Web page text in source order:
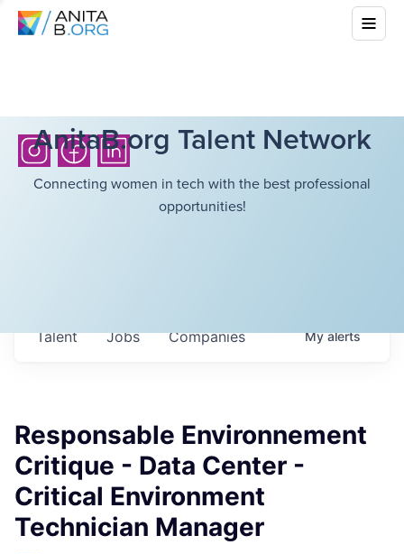
AnitaB.org Talent Network
Connecting women in tech with the best professional
opportunities!
Jobs Companies
Talent Myalerts
Responsable Environnement
Critique - Data Center -
Critical Environment
Technician Manager